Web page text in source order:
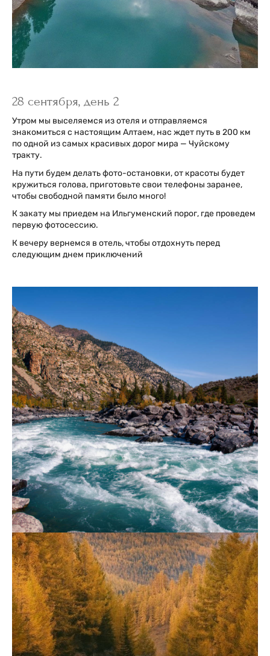
28 сентября, день 2
Утром мы выселяемся из отеля и отправляемся
знакомиться с настоящим Алтаем, нас ждет путь в 200 км
по одной из самых красивых дорог мира — Чуйскому
тракту.
На пути будем делать фото-остановки, от красоты будет
кружиться голова, приготовьте свои телефоны заранее,
чтобы свободной памяти было много!
К закату мы приедем на Ильгуменский порог, где проведем
первую фотосессию.
К вечеру вернемся в отель, чтобы отдохнуть перед
следующим днем приключений